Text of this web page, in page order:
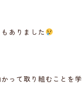
ありました
って取り組むことを学